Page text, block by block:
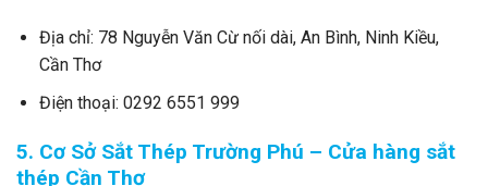
Địa chỉ: 78 Nguyễn Văn Cừ nối dài, An Bình, Ninh Kiều,
Cần Thơ
Điện thoại: 0292 6551 999
5. Cơ Sở Sắt Thép Trường Phú – Cửa hàng sắt
thép Cần Thơ